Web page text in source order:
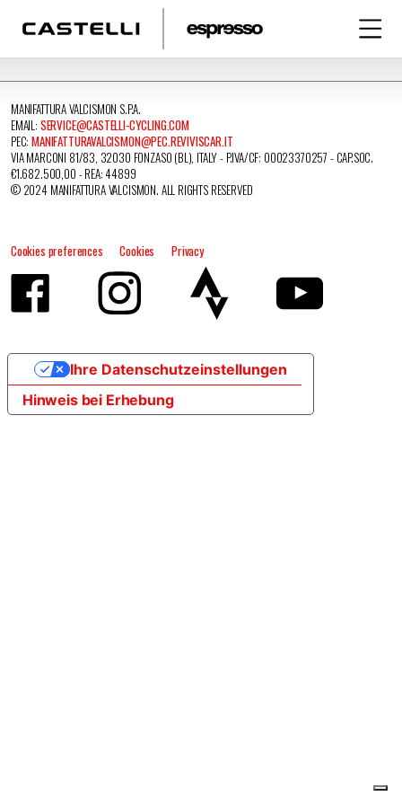
MANIFATTURA VALCISMON S.P.A.
EMAIL: SERVICE@CASTELLI-CYCLING.COM
PEC:MANIFATTURAVALCISMON@PEC.REVIVISCAR.IT
VIA MARCONI 81/83, 32030 FONZASO (BL), ITALY - P.IVA/CF: 00023370257 - CAP.SOC.
€1.682.500,00 - REA: 44899
© 2024 MANIFATTURA VALCISMON. ALL RIGHTS RESERVED
Cookies preferences Cookies Privacy
Hinweis bei Erhebung
Ihre Datenschutzeinstellungen